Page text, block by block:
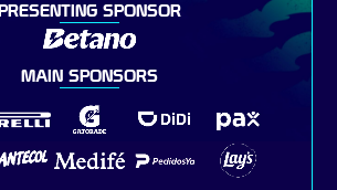
PRESENTING SPONSOR
MAIN SPONSORS